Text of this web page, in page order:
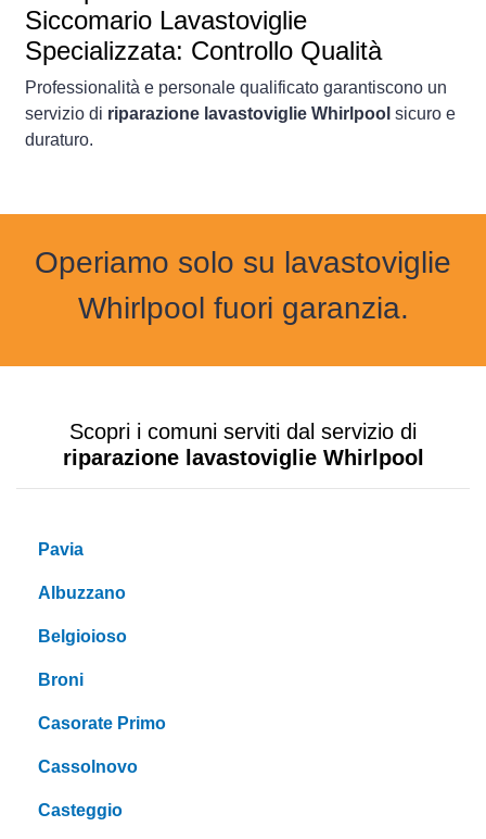
Siccomario Lavastoviglie
Specializzata: Controllo Qualità
Professionalità e personale qualificato garantiscono un
servizio di riparazione lavastoviglie Whirlpool sicuro e
duraturo.
Operiamo solo su lavastoviglie
Whirlpool fuori garanzia.
Scopri i comuni serviti dal servizio di
riparazione lavastoviglie Whirlpool
Pavia
Albuzzano
Belgioioso
Broni
Casorate Primo
Cassolnovo
Casteggio